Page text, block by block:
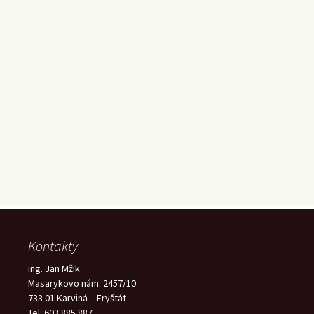
Kontakty
ing. Jan Mžik
Masarykovo nám. 2457/10
733 01 Karviná – Fryštát